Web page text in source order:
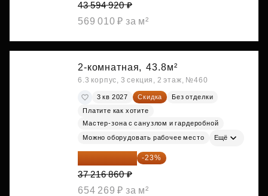
43 594 920 ₽
569 010 ₽ за м²
2-комнатная, 43.8м²
6.3 корпус, 3 секция, 2 этаж, №460
3 кв 2027 Скидка
Без отделки
Платите как хотите
Мастер-зона с санузлом и гардеробной
Можно оборудовать рабочее место Ещё
28 656 982 ₽ -23%
37 216 860 ₽
654 269 ₽ за м²